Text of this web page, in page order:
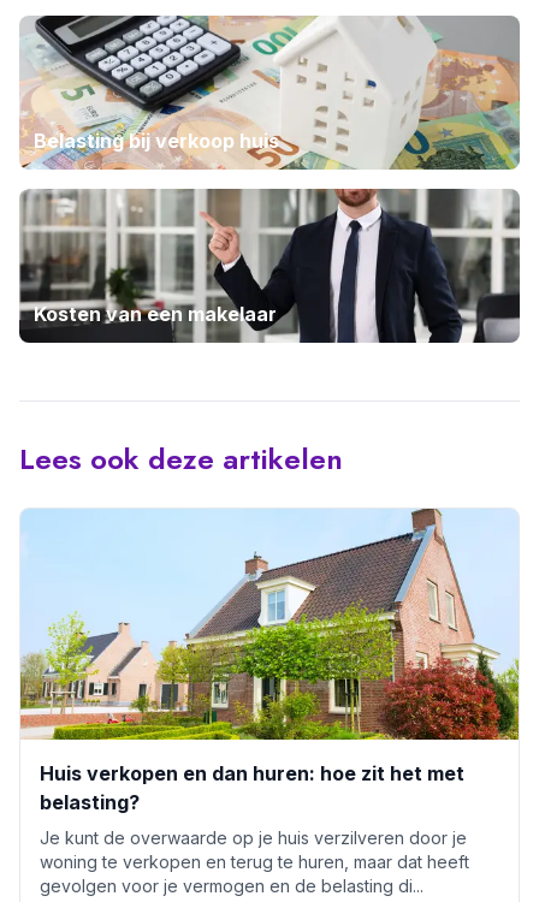
Belasting bij verkoop huis
Kosten van een makelaar
Lees ook deze artikelen
Huis verkopen en dan huren: hoe zit het met
belasting?
Je kunt de overwaarde op je huis verzilveren door je
woning te verkopen en terug te huren, maar dat heeft
gevolgen voor je vermogen en de belasting di...